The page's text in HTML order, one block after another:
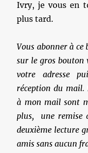
Ivry, je vous en
plus tard.
Vous abonner à
sur le gros bouton
votre adresse
réception du mail.
à mon mail sont
plus, une remise
deuxième lecture
amis sans aucun